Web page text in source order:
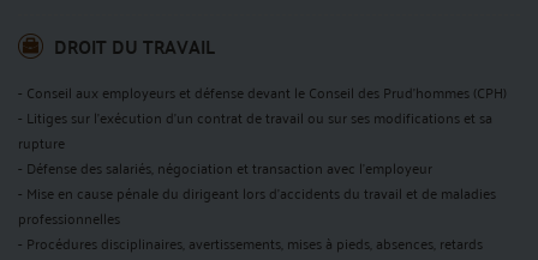
DROIT DU TRAVAIL
- Conseil aux employeurs et défense devant le Conseil des Prud'hommes (CPH)
- Litiges sur l’exécution d’un contrat de travail ou sur ses modifications et sa
rupture
- Défense des salariés, négociation et transaction avec l'employeur
- Mise en cause pénale du dirigeant lors d’accidents du travail et de maladies
professionnelles
- Procédures disciplinaires, avertissements, mises à pieds, absences, retards